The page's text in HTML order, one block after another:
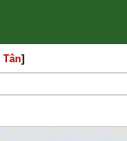
Tân]